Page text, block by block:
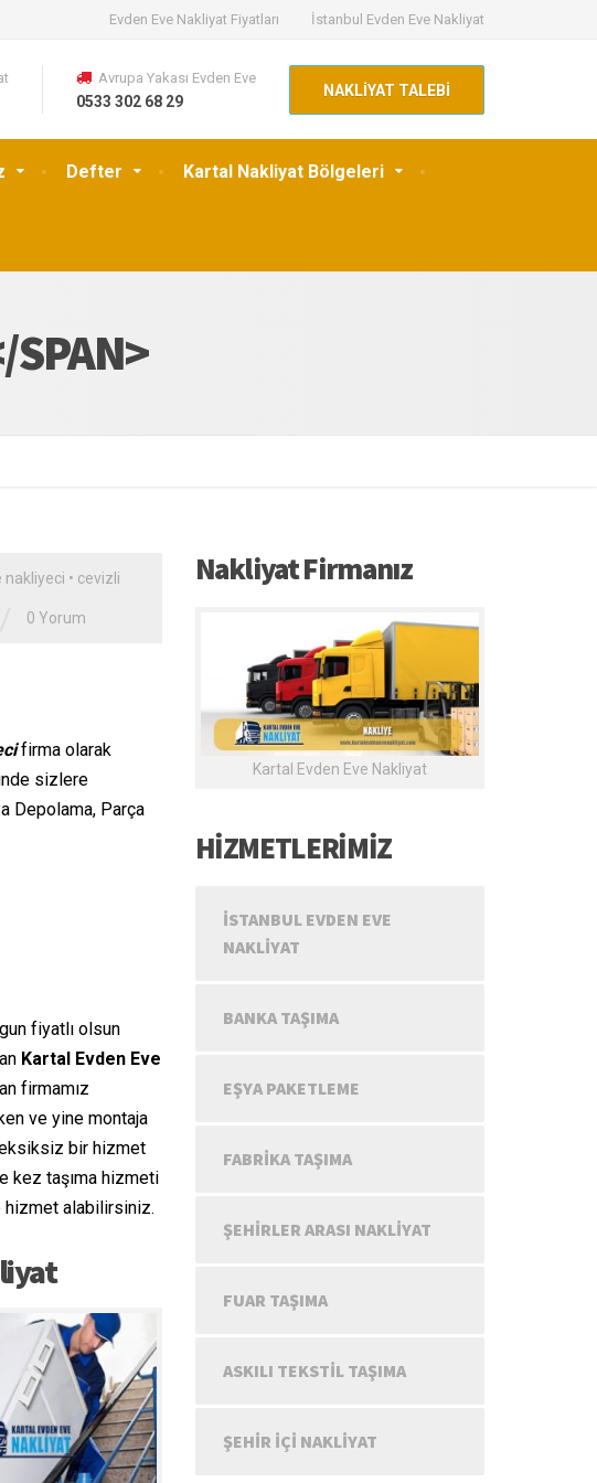
Evden Eve Nakliyat Fiyatları İstanbul Evden Eve Nakliyat
Defter Kartal Nakliyat Bölgeleri
Avrupa Yakası Evden Eve
0533 302 68 29
NAKLİYAT TALEBİ
SPAN>
nakliyeci • cevizli
0 Yorum
firma olarak
sizlere
Depolama, Parça
fiyatlı olsun
Kartal Evden Eve
firmamız
ve yine montaja
bir hizmet
kez taşıma hizmeti
hizmet alabilirsiniz.
Nakliyat Firmanız
Kartal Evden Eve Nakliyat
HİZMETLERİMİZ
İSTANBUL EVDEN EVE
NAKLIYAT
BANKA TAŞIMA
EŞYA PAKETLEME
FABRIKA TAŞIMA
ŞEHIRLER ARASI NAKLIYAT
FUAR TAŞIMA
ASKILI TEKSTIL TAŞIMA
ŞEHIR IÇI NAKLIYAT